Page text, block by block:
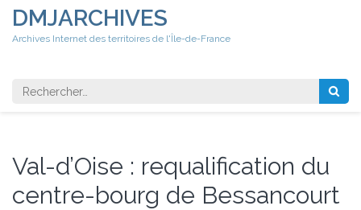
DMJARCHIVES
Archives Internet des territoires de l'Île-de-France
Rechercher
Val-d’Oise : requalification du
centre-bourg de Bessancourt